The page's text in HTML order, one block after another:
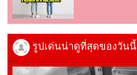
รูปเด่นน่าดูที่สุดของวันนี้